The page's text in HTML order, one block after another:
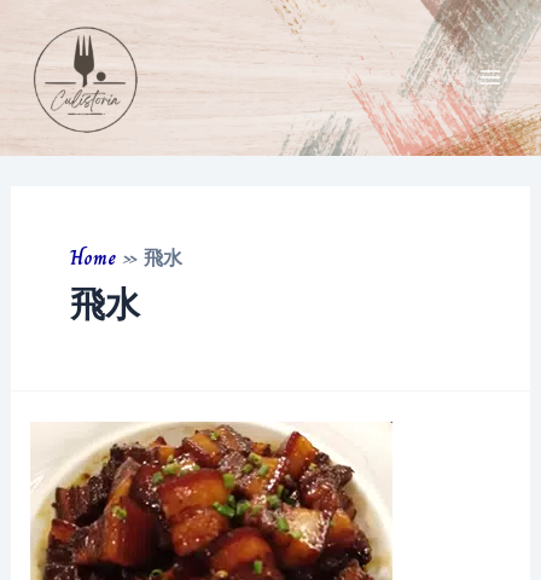
content
Main
Menu
Home »飛水
飛水